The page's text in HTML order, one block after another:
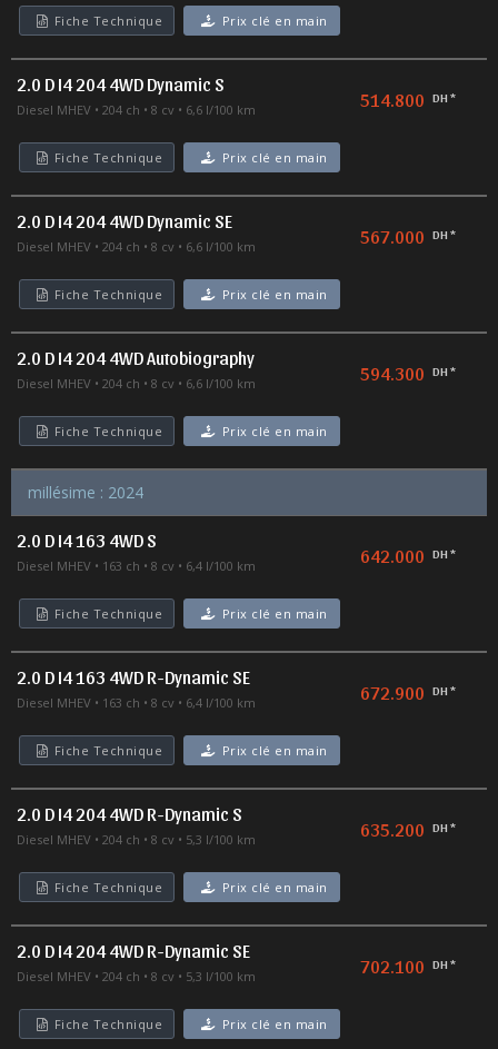
Fiche Technique Prix clé en main
2.0 D I4 204 4WD Dynamic S
Diesel MHEV 204 ch 8 cv 6,6 l/100 km 514.800 DH *
Fiche Technique Prix clé en main
2.0 D I4 204 4WD Dynamic SE
Diesel MHEV 204 ch 8 cv 6,6 l/100 km 567.000 DH *
Fiche Technique Prix clé en main
2.0 D I4 204 4WD Autobiography
Diesel MHEV 204 ch 8 cv 6,6 l/100 km 594.300 DH *
Fiche Technique Prix clé en main
millésime : 2024
2.0 D I4 163 4WD S
Diesel MHEV 163 ch 8 cv 6,4 l/100 km 642.000 DH *
Fiche Technique Prix clé en main
2.0 D I4 163 4WD R-Dynamic SE
Diesel MHEV 163 ch 8 cv 6,4 l/100 km 672.900 DH *
Fiche Technique Prix clé en main
2.0 D I4 204 4WD R-Dynamic S
Diesel MHEV 204 ch 8 cv 5,3 l/100 km 635.200 DH *
Fiche Technique Prix clé en main
2.0 D I4 204 4WD R-Dynamic SE
Diesel MHEV 204 ch 8 cv 5,3 l/100 km 702.100 DH *
Fiche Technique Prix clé en main